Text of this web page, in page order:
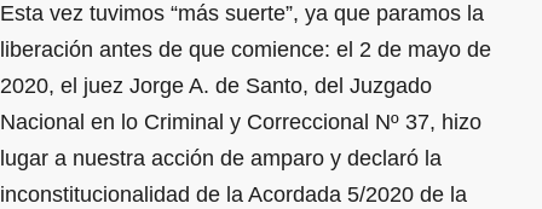
Esta vez tuvimos “más suerte”, ya que paramos la
liberación antes de que comience: el 2 de mayo de
2020, el juez Jorge A. de Santo, del Juzgado
Nacional en lo Criminal y Correccional Nº 37, hizo
lugar a nuestra acción de amparo y declaró la
inconstitucionalidad de la Acordada 5/2020 de la